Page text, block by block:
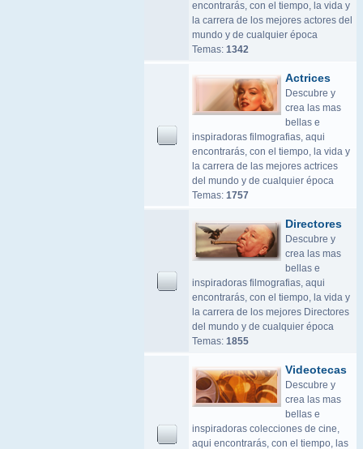
encontrarás, con el tiempo, la vida y
la carrera de los mejores actores del
mundo y de cualquier época
Temas: 1342
Actrices
Descubre y
crea las mas
bellas e
inspiradoras filmografias, aqui
encontrarás, con el tiempo, la vida y
la carrera de las mejores actrices
del mundo y de cualquier época
Temas: 1757
Directores
Descubre y
crea las mas
bellas e
inspiradoras filmografias, aqui
encontrarás, con el tiempo, la vida y
la carrera de los mejores Directores
del mundo y de cualquier época
Temas: 1855
Videotecas
Descubre y
crea las mas
bellas e
inspiradoras colecciones de cine,
aqui encontrarás, con el tiempo, las